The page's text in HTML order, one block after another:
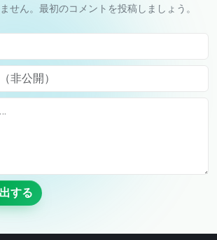
せん。最初のコメントを投稿しましょう。
開）
する